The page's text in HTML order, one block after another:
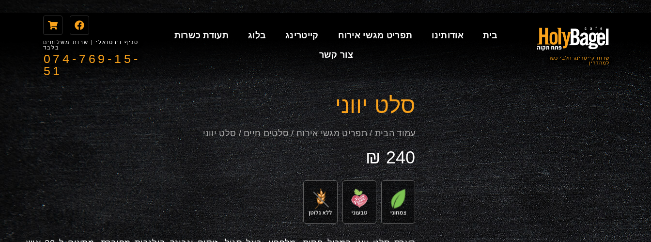
שרות קייטרינג חלבי כשר
למהדרין
בית אודותינו תפריט מגשי אירוח קייטרינג בלוג
תעודת כשרות
צור קשר
סניף וירטואלי | שרות משלוחים
בלבד
074-769-15-
51
סלט יווני
עמוד הבית/תפריט מגשי אירוח/סלטים חיים/ סלט יווני
₪240